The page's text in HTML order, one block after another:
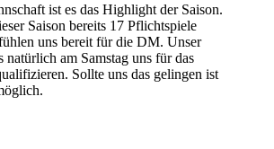
ist es das Highlight der Saison.
Saison bereits 17 Pflichtspiele
uns bereit für die DM. Unser
natürlich am Samstag uns für das
Sollte uns das gelingen ist